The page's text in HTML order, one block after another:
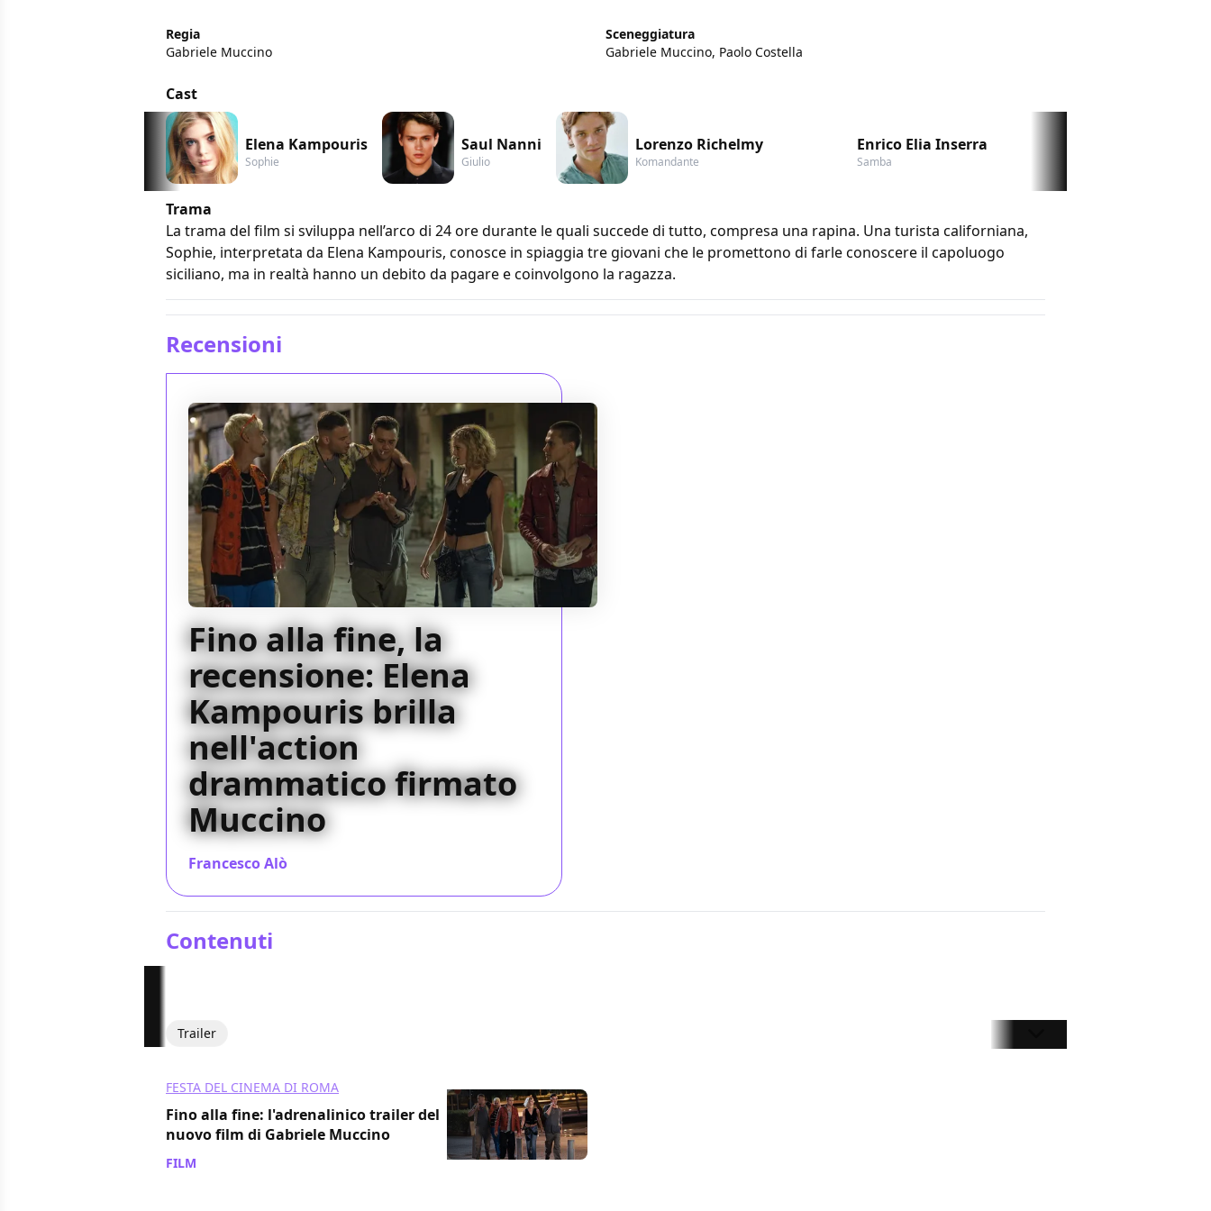
Regia
Gabriele Muccino
Sceneggiatura
Gabriele Muccino, Paolo Costella
Cast
Elena Kampouris
Sophie
Saul Nanni
Giulio
Lorenzo Richelmy
Komandante
Enrico Elia Inserra
Samba
Trama
La trama del film si sviluppa nell’arco di 24 ore durante le quali succede di tutto, compresa una rapina. Una turista californiana,
Sophie, interpretata da Elena Kampouris, conosce in spiaggia tre giovani che le promettono di farle conoscere il capoluogo
siciliano, ma in realtà hanno un debito da pagare e coinvolgono la ragazza.
Recensioni
Fino alla fine, la
recensione: Elena
Kampouris brilla
nell'action
drammatico firmato
Muccino
Francesco Alò
Contenuti
Trailer
FESTA DEL CINEMA DI ROMA
Fino alla fine: l'adrenalinico trailer del
nuovo film di Gabriele Muccino
FILM